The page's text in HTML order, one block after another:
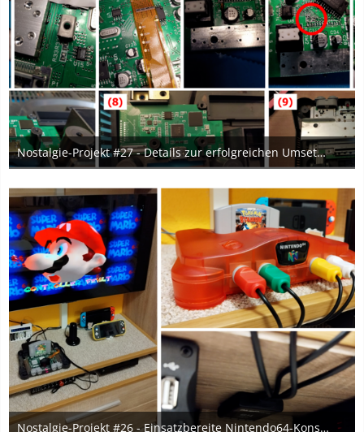
Nostalgie-Projekt #27 - Details zur erfolgreichen Umsetzung des HDMI-Mods an der Nintendo64-Konsole
6. Dezember 2023
3
Nostalgie-Projekt #26 - Einsatzbereite Nintendo64-Konsole mit neuem Gehäuse und HDMI-Mod ♥